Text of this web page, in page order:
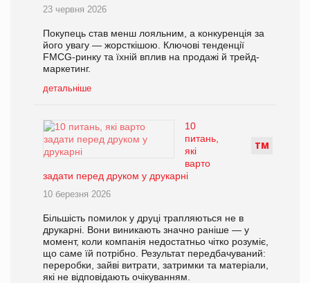
23 червня 2026
Покупець став менш лояльним, а конкуренція за
його увагу — жорсткішою. Ключові тенденції
FMCG-ринку та їхній вплив на продажі й трейд-
маркетинг.
детальніше
ТМ
10
питань,
які
варто
задати перед друком у друкарні
10 березня 2026
Більшість помилок у друці трапляються не в
друкарні. Вони виникають значно раніше — у
момент, коли компанія недостатньо чітко розуміє,
що саме їй потрібно. Результат передбачуваний:
переробки, зайві витрати, затримки та матеріали,
які не відповідають очікуванням.